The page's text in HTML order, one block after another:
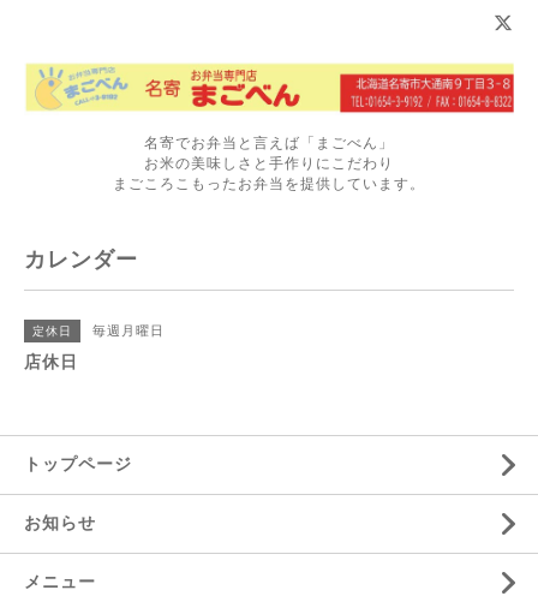
名寄でお弁当と言えば「まごべん」
お米の美味しさと手作りにこだわり
まごころこもったお弁当を提供しています。
カレンダー
定休日 毎週月曜日
店休日
トップページ
お知らせ
メニュー